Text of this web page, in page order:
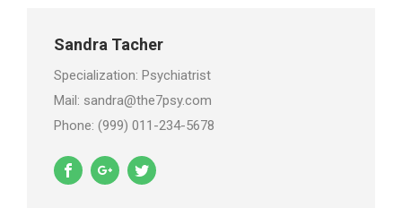
Sandra Tacher
Specialization: Psychiatrist
Mail: sandra@the7psy.com
Phone: (999) 011-234-5678